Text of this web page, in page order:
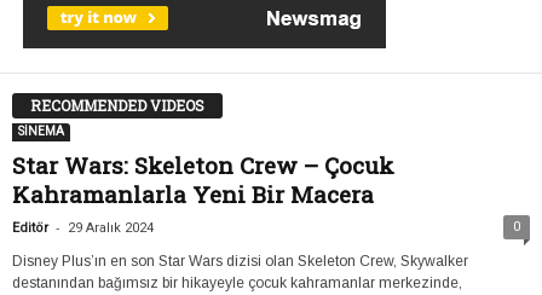
RECOMMENDED VIDEOS
SİNEMA
Star Wars: Skeleton Crew – Çocuk
Kahramanlarla Yeni Bir Macera
Editör - 29 Aralık 2024 0
Disney Plus’ın en son Star Wars dizisi olan Skeleton Crew, Skywalker
destanından bağımsız bir hikayeyle çocuk kahramanlar merkezinde,